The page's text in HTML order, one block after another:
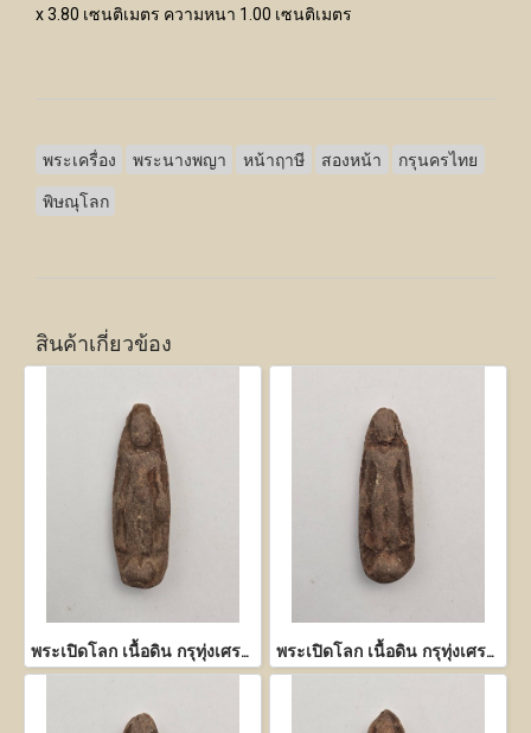
x 3.80 เซนติเมตร ความหนา 1.00 เซนติเมตร
พระเครื่อง พระนางพญา หน้าฤาษี สองหน้า กรุนครไทย
พิษณุโลก
สินค้าเกี่ยวข้อง
พระเปิดโลก เนื้อดิน กรุทุ่งเศรษฐี กำแพงเพชร พระเปิดโลก เนื้อดิน กรุทุ่งเศรษฐี กำแพงเพชร